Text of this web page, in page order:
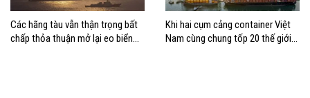
Các hãng tàu vẫn thận trọng bất
chấp thỏa thuận mở lại eo biển
Khi hai cụm cảng container Việt
Nam cùng chung tốp 20 thế giới